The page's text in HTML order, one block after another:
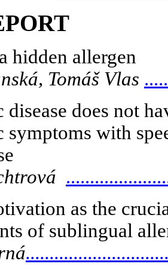
hidden allergen
Tomáš Vlas
disease does not
symptoms with
as the
of sublingual